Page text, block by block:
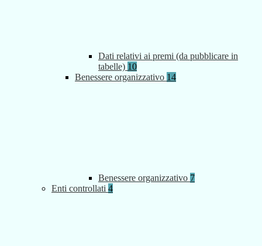
Dati relativi ai premi (da pubblicare in
tabelle) 10
Benessere organizzativo 14
Benessere organizzativo 7
Enti controllati 4